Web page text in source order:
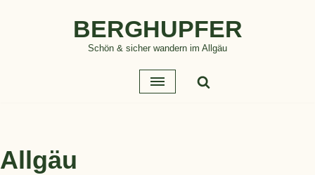
BERGHUPFER
Schön & sicher wandern im Allgäu
Allgäu